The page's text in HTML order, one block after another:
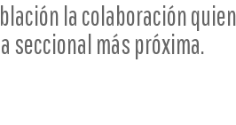
la colaboración
seccional más próxima.